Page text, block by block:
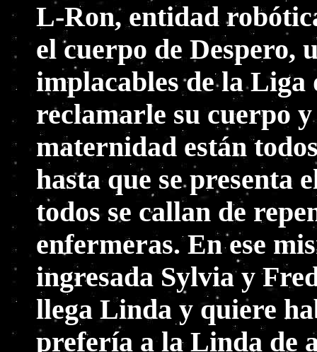
L-Ron, entidad
el cuerpo de Despero,
implacables de la Liga
reclamarle su cuerpo
maternidad están
hasta que se presenta
todos se callan de
enfermeras. En ese
ingresada Sylvia y
llega Linda y quiere
prefería a la Linda de